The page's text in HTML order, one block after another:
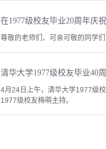
在1977级校友毕业20周年庆
尊敬的老师们、可亲可敬的同学
清华大学1977级校友毕业40
4月24日上午，清华大学1977级
1977级校友梅萌主持。